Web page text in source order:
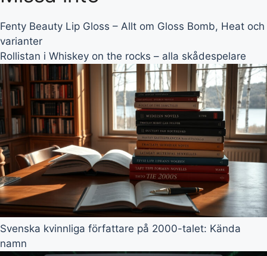
Fenty Beauty Lip Gloss – Allt om Gloss Bomb, Heat och
varianter
Rollistan i Whiskey on the rocks – alla skådespelare
Svenska kvinnliga författare på 2000-talet: Kända
namn